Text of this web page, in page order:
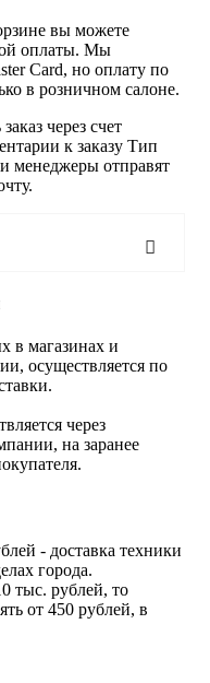
вы можете
оплаты. Мы
Card, но оплату по
в розничном салоне.
через счет
к заказу Тип
менеджеры отправят
в магазинах и
осуществляется по
через
на заранее
- доставка техники
города.
тыс. рублей, то
от 450 рублей, в